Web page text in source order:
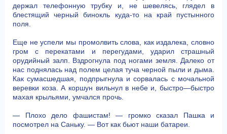
держал телефонную трубку и, не шевелясь, глядел в
блестящий черный бинокль куда-то на край пустынного
поля.
Еще не успели мы промолвить слова, как издалека, словно
гром с перекатами и перегудами, ударил страшный
орудийный залп. Вздрогнула под ногами земля. Далеко от
нас поднялась над полем целая туча черной пыли и дыма.
Как сумасшедшая, подпрыгнула и сорвалась с мочальной
веревки коза. А коршун вильнул в небе и, быстро—быстро
махая крыльями, умчался прочь.
— Плохо дело фашистам! — громко сказал Пашка и
посмотрел на Саньку. — Вот как бьют наши батареи.